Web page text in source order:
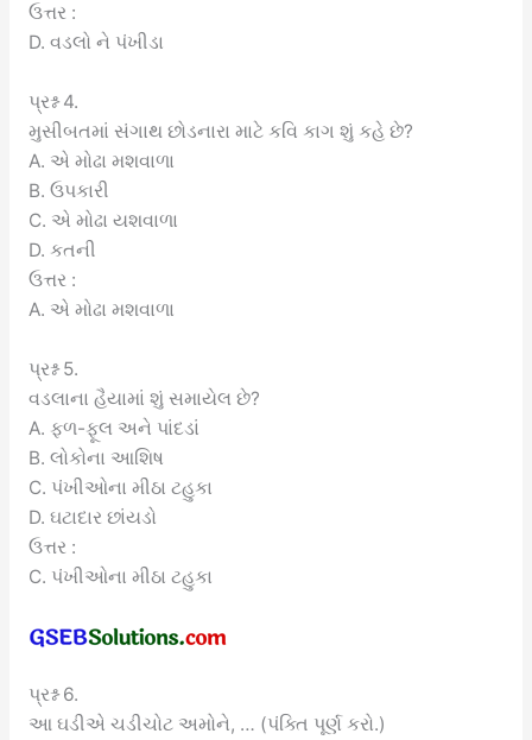
ઉત્તર :
D. વડલો ને પંખીડા
પ્રશ્ન 4.
મુસીબતમાં સંગાથ છોડનારા માટે કવિ કાગ શું કહે છે?
A. એ મોઢા મશવાળા
B. ઉપકારી
C. એ મોઢા યશવાળા
D. કતની
ઉત્તર :
A. એ મોઢા મશવાળા
પ્રશ્ન 5.
વડલાના હૈયામાં શું સમાયેલ છે?
A. ફળ-ફૂલ અને પાંદડાં
B. લોકોના આશિષ
C. પંખીઓના મીઠા ટહુકા
D. ઘટાદાર છાંયડો
ઉત્તર :
C. પંખીઓના મીઠા ટહુકા
પ્રશ્ન 6.
આ ઘડીએ ચડીચોટ અમોને, … (પંક્તિ પૂર્ણ કરો.)